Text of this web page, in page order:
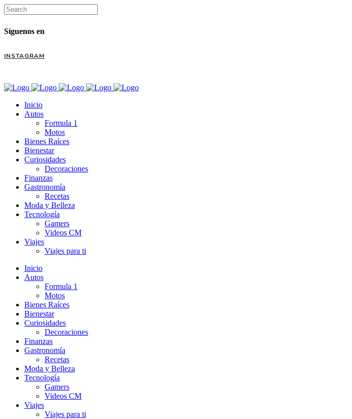
Síguenos en
INSTAGRAM
Inicio
Autos
Formula 1
Motos
Bienes Raíces
Bienestar
Curiosidades
Decoraciones
Finanzas
Gastronomía
Recetas
Moda y Belleza
Tecnología
Gamers
Videos CM
Viajes
Viajes para ti
Inicio
Autos
Formula 1
Motos
Bienes Raíces
Bienestar
Curiosidades
Decoraciones
Finanzas
Gastronomía
Recetas
Moda y Belleza
Tecnología
Gamers
Videos CM
Viajes
Viajes para ti